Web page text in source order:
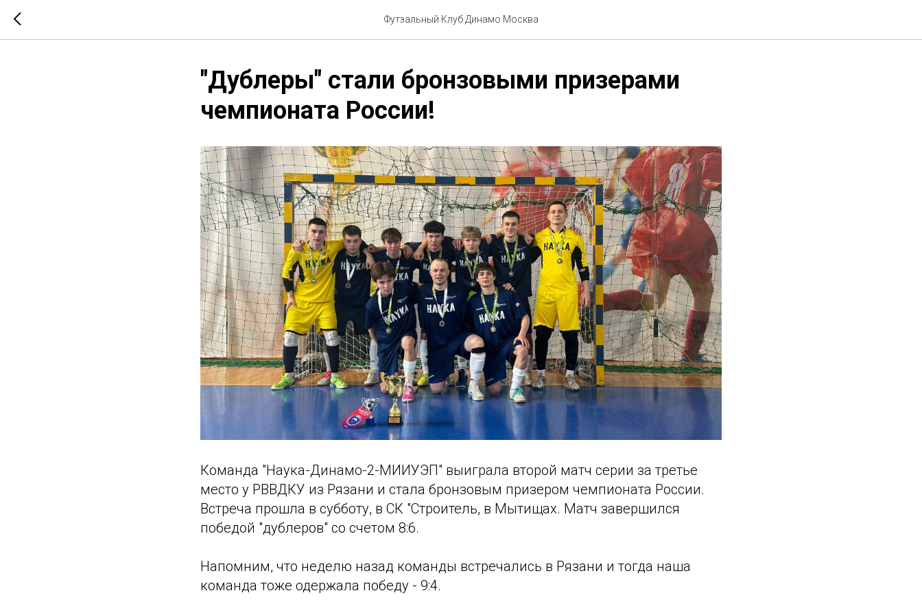
Футзальный Клуб Динамо Москва
"Дублеры" стали бронзовыми призерами
чемпионата России!
Команда "Наука-Динамо-2-МИИУЭП" выиграла второй матч серии за третье
место у РВВДКУ из Рязани и стала бронзовым призером чемпионата России.
Встреча прошла в субботу, в СК "Строитель, в Мытищах. Матч завершился
победой "дублеров" со счетом 8:6.
Напомним, что неделю назад команды встречались в Рязани и тогда наша
команда тоже одержала победу - 9:4.